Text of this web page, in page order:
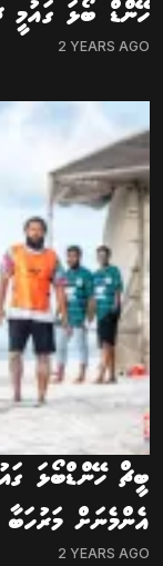
ހޭންޑް ބޯޅަ ގައުމީ
2 YEARS AGO
ބީޗް ހޭންޑްބޯޅަ
އެންމެނަށް މަރުހަބާ
2 YEARS AGO